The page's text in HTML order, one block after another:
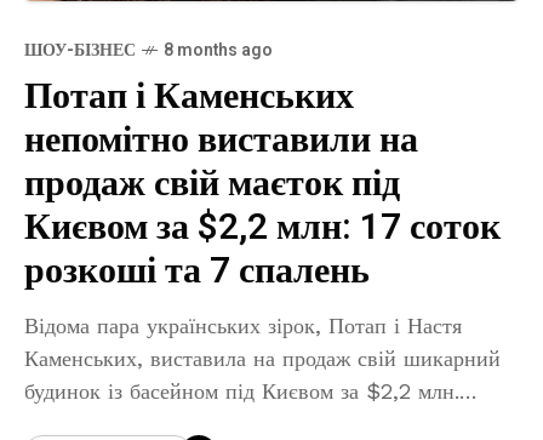
ШОУ-БІЗНЕС 8 months ago
Потап і Каменських
непомітно виставили на
продаж свій маєток під
Києвом за $2,2 млн: 17 соток
розкоші та 7 спалень
Відома пара українських зірок, Потап і Настя
Каменських, виставила на продаж свій шикарний
будинок із басейном під Києвом за $2,2 млн.